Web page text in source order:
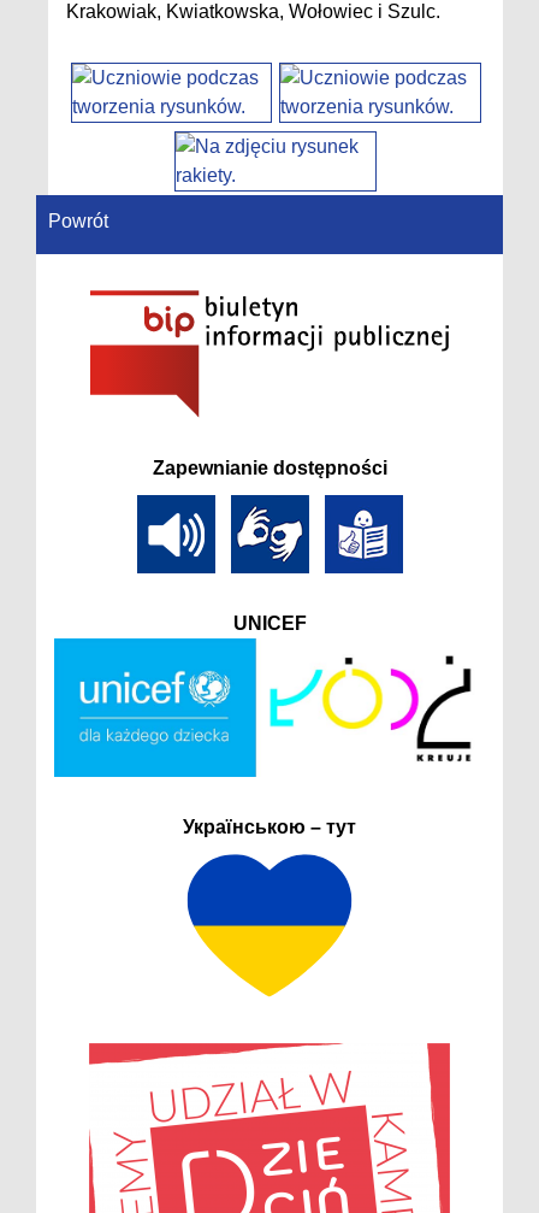
Krakowiak, Kwiatkowska, Wołowiec i Szulc.
Powrót
Zapewnianie dostępności
UNICEF
Українською – тут